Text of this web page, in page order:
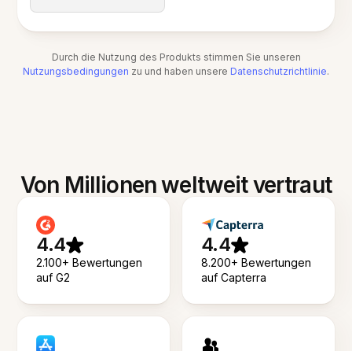
Durch die Nutzung des Produkts stimmen Sie unseren
Nutzungsbedingungen zu und haben unsere Datenschutzrichtlinie.
Von Millionen weltweit vertraut
4.4
2.100+ Bewertungen
auf G2
4.4
8.200+ Bewertungen
auf Capterra